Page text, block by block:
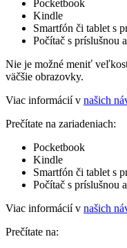
Pocketbook
Kindle
Smartfón či tablet s
Počítač s príslušnou
Nie je možné meniť
väčšie obrazovky.
Viac informácií v našich
Prečítate na zariadeniach:
Pocketbook
Kindle
Smartfón či tablet s
Počítač s príslušnou
Viac informácií v našich
Prečítate na: